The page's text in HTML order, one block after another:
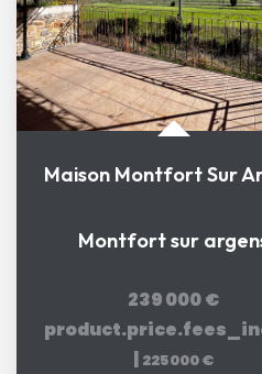
Montfort sur
239 000 €
| 225 000 €